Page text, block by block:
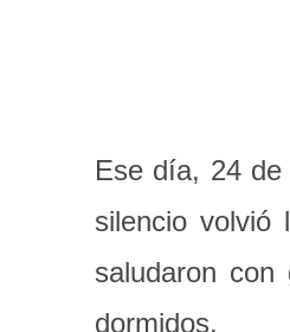
Ese día, 24
silencio volvió
saludaron
dormidos.